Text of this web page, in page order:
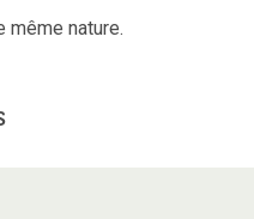
même nature.